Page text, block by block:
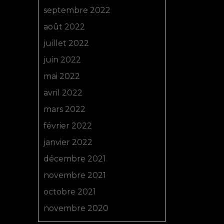
septembre 2022
août 2022
juillet 2022
juin 2022
mai 2022
avril 2022
mars 2022
février 2022
janvier 2022
décembre 2021
novembre 2021
octobre 2021
novembre 2020